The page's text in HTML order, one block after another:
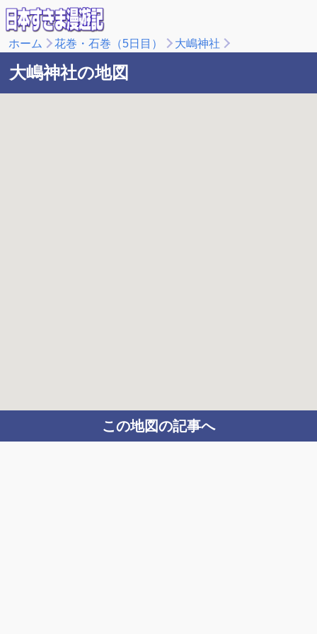
ホーム 花巻・石巻（5日目） 大嶋神社
大嶋神社の地図
この地図の記事へ